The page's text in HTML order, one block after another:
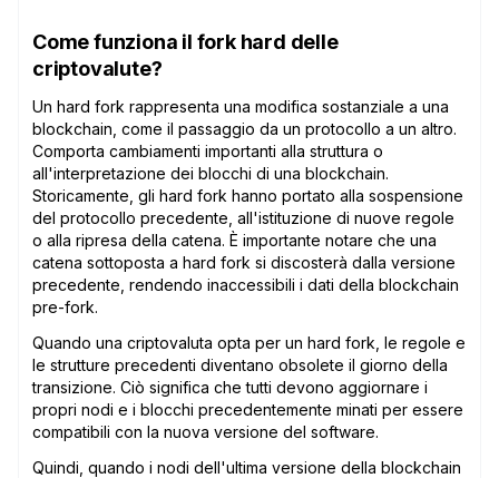
Come funziona il fork hard delle
criptovalute?
Un hard fork rappresenta una modifica sostanziale a una
blockchain, come il passaggio da un protocollo a un altro.
Comporta cambiamenti importanti alla struttura o
all'interpretazione dei blocchi di una blockchain.
Storicamente, gli hard fork hanno portato alla sospensione
del protocollo precedente, all'istituzione di nuove regole
o alla ripresa della catena. È importante notare che una
catena sottoposta a hard fork si discosterà dalla versione
precedente, rendendo inaccessibili i dati della blockchain
pre-fork.
Quando una criptovaluta opta per un hard fork, le regole e
le strutture precedenti diventano obsolete il giorno della
transizione. Ciò significa che tutti devono aggiornare i
propri nodi e i blocchi precedentemente minati per essere
compatibili con la nuova versione del software.
Quindi, quando i nodi dell'ultima versione della blockchain